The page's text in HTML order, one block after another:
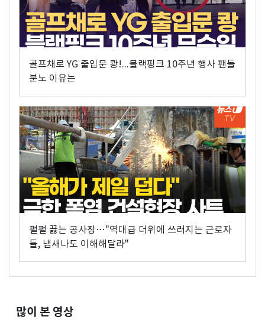
골프채로 YG 출입문 쾅!...블랙핑크 10주년 행사 팬들
분노 이유는
펄펄 끓는 공사장…"역대급 더위에 쓰러지는 근로자
들, 냄새나도 이해해달라"
많이 본 영상